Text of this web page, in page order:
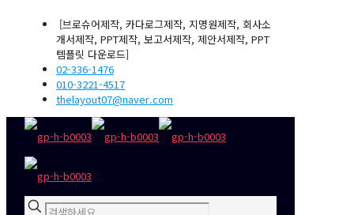
[브로슈어제작, 카다로그제작, 지명원제작, 회사소
개서제작, PPT제작, 보고서제작, 제안서제작, PPT
템플릿 다운로드]
02-336-1476
010-3221-4517
thelayout07@naver.com